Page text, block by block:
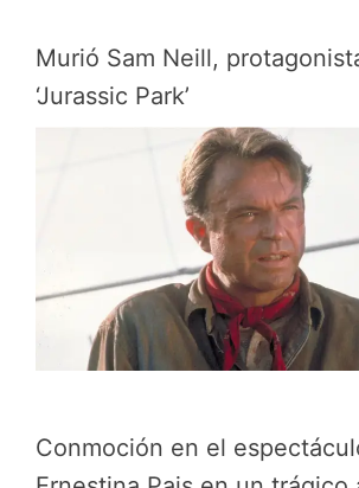
Murió Sam Neill,
‘Jurassic Park’
Conmoción en el